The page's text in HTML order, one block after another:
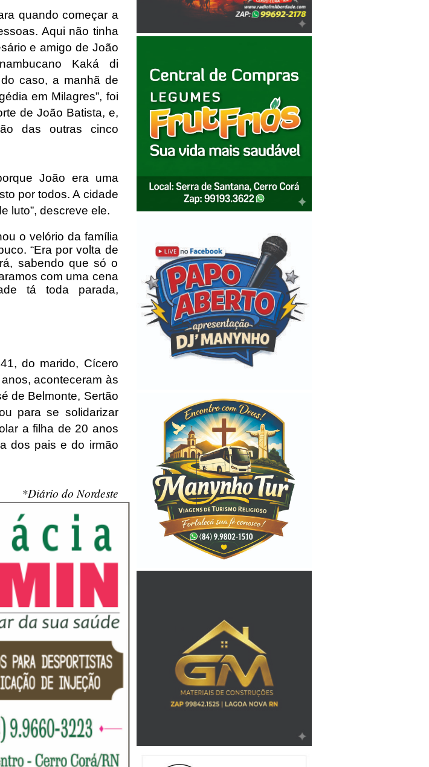
quando começar a
Aqui não tinha
e amigo de João
Kaká di
caso, a manhã de
em Milagres”, foi
de João Batista, e,
das outras cinco
João era uma
por todos. A cidade
luto”, descreve ele.
o velório da família
“Era por volta de
sabendo que só o
com uma cena
tá toda parada,
do marido, Cícero
aconteceram às
de Belmonte, Sertão
para se solidarizar
a filha de 20 anos
dos pais e do irmão
*Diário do Nordeste